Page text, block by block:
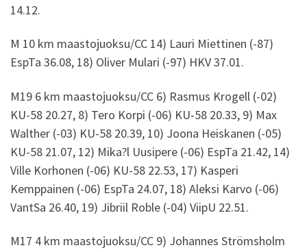
14.12.
M 10 km maastojuoksu/CC 14) Lauri Miettinen (-87)
EspTa 36.08, 18) Oliver Mulari (-97) HKV 37.01.
M19 6 km maastojuoksu/CC 6) Rasmus Krogell (-02)
KU-58 20.27, 8) Tero Korpi (-06) KU-58 20.33, 9) Max
Walther (-03) KU-58 20.39, 10) Joona Heiskanen (-05)
KU-58 21.07, 12) Mika?l Uusipere (-06) EspTa 21.42, 14)
Ville Korhonen (-06) KU-58 22.53, 17) Kasperi
Kemppainen (-06) EspTa 24.07, 18) Aleksi Karvo (-06)
VantSa 26.40, 19) Jibriil Roble (-04) ViipU 22.51.
M17 4 km maastojuoksu/CC 9) Johannes Strömsholm